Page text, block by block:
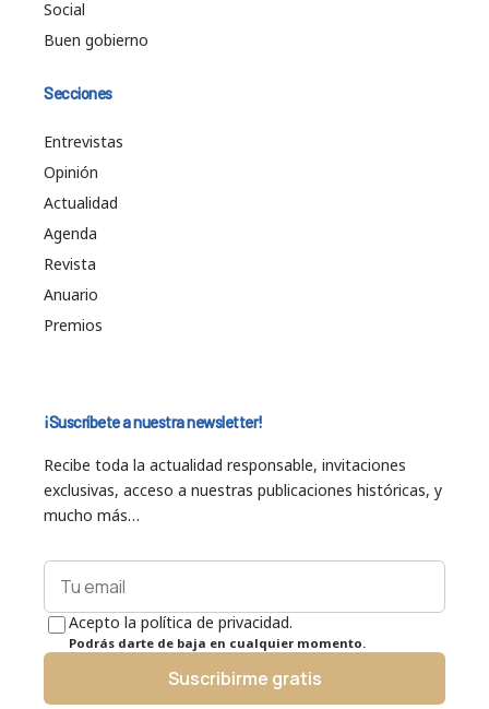
Social
Buen gobierno
Secciones
Entrevistas
Opinión
Actualidad
Agenda
Revista
Anuario
Premios
¡Suscríbete a nuestra newsletter!
Recibe toda la actualidad responsable, invitaciones
exclusivas, acceso a nuestras publicaciones históricas, y
mucho más…
Acepto la política de privacidad.
Podrás darte de baja en cualquier momento.
Suscribirme gratis